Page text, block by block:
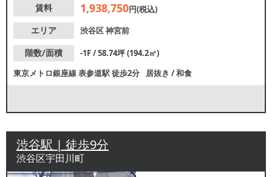
店舗をお探しの方にもおすすめ
賃料 1,938,750円(税込)
エリア
渋谷区神宮前
階数/面積
-1F / 58.74坪 (194.2㎡)
東京メトロ銀座線表参道駅徒歩2分 居抜き /和食
渋谷駅 | 徒歩9分
渋谷区宇田川町